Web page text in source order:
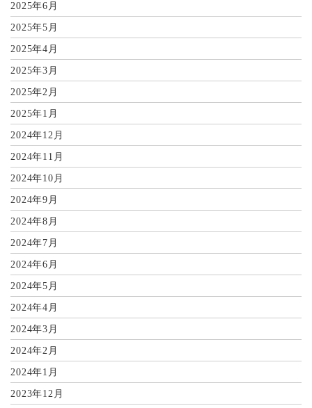
2025年6月
2025年5月
2025年4月
2025年3月
2025年2月
2025年1月
2024年12月
2024年11月
2024年10月
2024年9月
2024年8月
2024年7月
2024年6月
2024年5月
2024年4月
2024年3月
2024年2月
2024年1月
2023年12月